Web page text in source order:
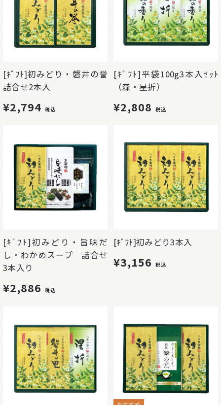
[ｷﾞﾌﾄ]初みどり・磐井の誉
詰合せ2本入
¥2,794 税込
[ｷﾞﾌﾄ]平袋100g3本入ｾｯﾄ
（森・星折）
¥2,808 税込
[ｷﾞﾌﾄ]初みどり・旨味だ
し・わかめスープ 詰合せ
3本入り
¥2,886 税込
[ｷﾞﾌﾄ]初みどり3本入
¥3,156 税込